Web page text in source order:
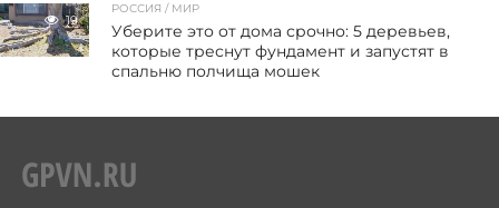
19
РОССИЯ / МИР
Уберите это от дома срочно: 5 деревьев,
которые треснут фундамент и запустят в
спальню полчища мошек